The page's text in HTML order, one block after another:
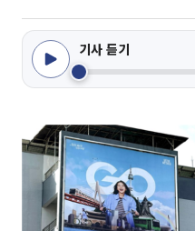
기사 듣기